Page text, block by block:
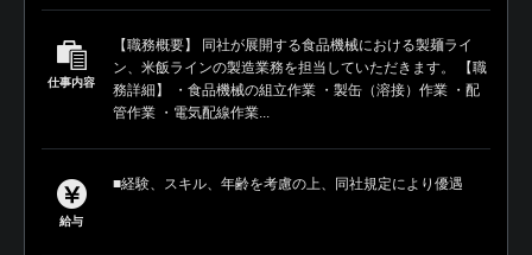
仕事内容
【職務概要】 同社が展開する食品機械における製麺ライ
ン、米飯ラインの製造業務を担当していただきます。 【職
務詳細】 ・食品機械の組立作業 ・製缶（溶接）作業 ・配
管作業 ・電気配線作業...
給与
■経験、スキル、年齢を考慮の上、同社規定により優遇